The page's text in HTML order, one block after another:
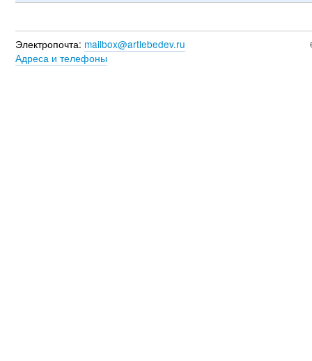
Электропочта: mailbox@artlebedev.ru
Адреса и телефоны